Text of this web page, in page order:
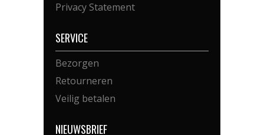
Privacy Statement
SERVICE
Bezorgen
Retourneren
Veilig betalen
NIEUWSBRIEF